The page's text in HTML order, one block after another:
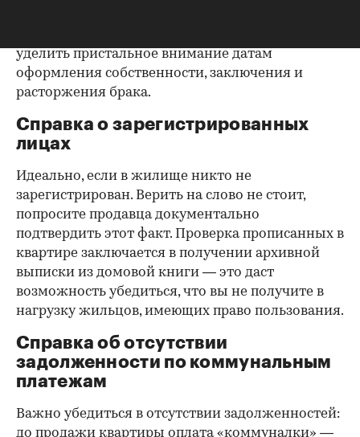
уделить пристальное внимание датам
оформления собственности, заключения и
расторжения брака.
Справка о зарегистрированных
лицах
Идеально, если в жилище никто не
зарегистрирован. Верить на слово не стоит,
попросите продавца документально
подтвердить этот факт. Проверка прописанных в
квартире заключается в получении архивной
выписки из домовой книги — это даст
возможность убедиться, что вы не получите в
нагрузку жильцов, имеющих право пользования.
Справка об отсутствии
задолженности по коммунальным
платежам
Важно убедиться в отсутствии задолженностей:
до продажи квартиры оплата «коммуналки» —